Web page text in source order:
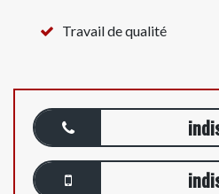
Travail de qualité